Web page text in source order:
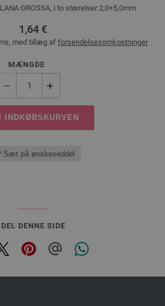
GROSSA, i to størrelser 2,0+5,0mm
1,64 €
med tillæg af forsendelsesomkostninger
MÆNGDE
I INDKØBSKURVEN
Sæt på ønskeseddel
DEL DENNE SIDE